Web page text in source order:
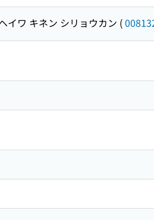
イワ キネン シリョウカン (